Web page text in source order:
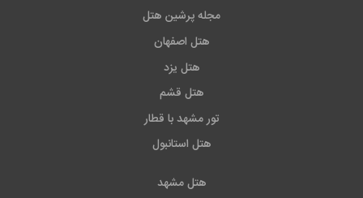
مجله پرشین هتل
هتل اصفهان
هتل یزد
هتل قشم
تور مشهد با قطار
هتل استانبول
هتل مشهد